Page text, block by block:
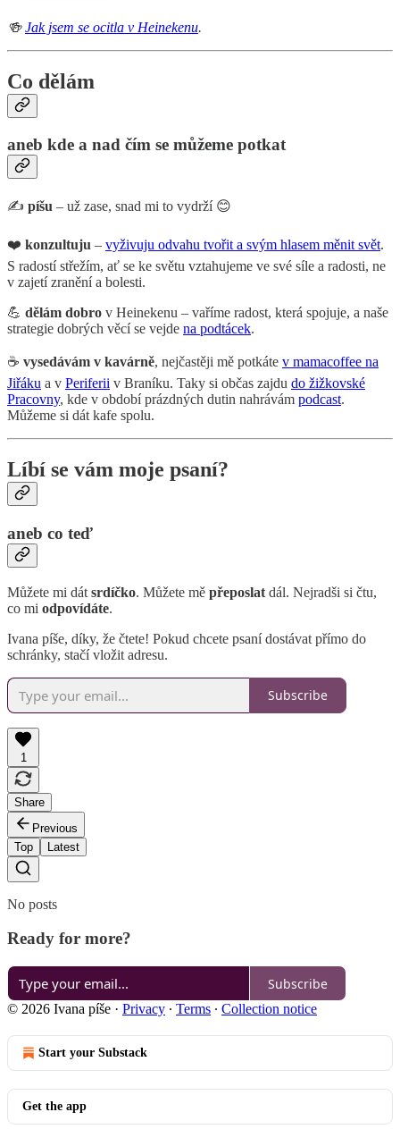
🍻Jak jsem se ocitla v Heinekenu.
Co dělám
aneb kde a nad čím se můžeme potkat
✍️ píšu – už zase, snad mi to vydrží 😊
❤️ konzultuju – vyživuju odvahu tvořit a svým hlasem měnit svět.
S radostí střežím, ať se ke světu vztahujeme ve své síle a radosti, ne
v zajetí zranění a bolesti.
💪 dělám dobro v Heinekenu – vaříme radost, která spojuje, a naše
strategie dobrých věcí se vejde na podtácek.
☕ vysedávám v kavárně, nejčastěji mě potkáte v mamacoffee na
Jiřáku a v Periferii v Braníku. Taky si občas zajdu do žižkovské
Pracovny, kde v období prázdných dutin nahrávám podcast.
Můžeme si dát kafe spolu.
Líbí se vám moje psaní?
aneb co teď
Můžete mi dát srdíčko. Můžete mě přeposlat dál. Nejradši si čtu,
co mi odpovídáte.
Ivana píše, díky, že čtete! Pokud chcete psaní dostávat přímo do
schránky, stačí vložit adresu.
Subscribe
1
Share
Previous
Top
Latest
No posts
Ready for more?
Subscribe
© 2026 Ivana píše · Privacy ∙ Terms ∙ Collection notice
Start your Substack
Get the app